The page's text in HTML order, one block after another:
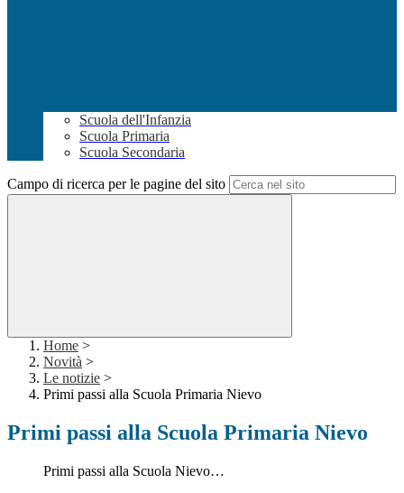
Scuola dell'Infanzia
Scuola Primaria
Scuola Secondaria
Campo di ricerca per le pagine del sito
Home >
Novità >
Le notizie >
Primi passi alla Scuola Primaria Nievo
Primi passi alla Scuola Primaria Nievo
Primi passi alla Scuola Nievo…